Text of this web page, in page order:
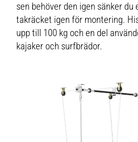
sen behöver den igen sänker du
takräcket igen för montering.
upp till 100 kg och en del
kajaker och surfbrädor.